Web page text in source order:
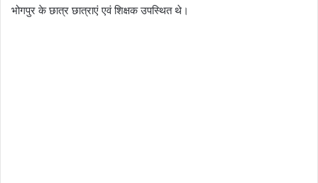
भोगपुर के छात्र छात्राएं एवं शिक्षक उपस्थित थे।